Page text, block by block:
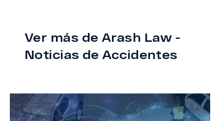
Ver más de Arash Law -
Noticias de Accidentes